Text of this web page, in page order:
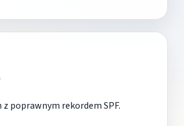
z poprawnym rekordem SPF.